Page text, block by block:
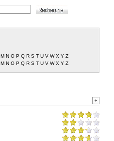
M N O P Q R S T U V W X Y Z
M N O P Q R S T U V W X Y Z